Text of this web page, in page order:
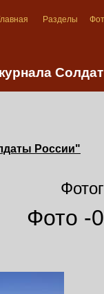
Разделы
России"
Фото -